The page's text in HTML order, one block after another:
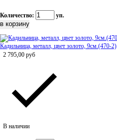
Количество: уп.
Кадильница, металл, цвет золото, 9см.(470-2)
2 795,00 руб
В наличии